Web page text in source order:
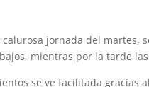
calurosa jornada del martes,
mientras por la tarde
se ve facilitada gracias